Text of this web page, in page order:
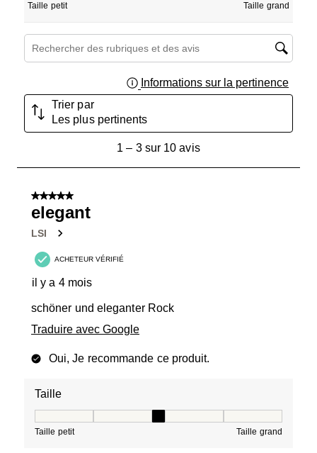
Taille petit Taille grand
Zone de recherche de sujet et d'avis
Informations sur la pertinence
Trier par
Les plus pertinents
sur
avis.
1 – 3 sur 10 avis
5 sur 5 étoiles.
elegant
LSI
ACHETEUR VÉRIFIÉ
il y a 4 mois
schöner und eleganter Rock
Traduire avec Google
Oui, Je recommande ce produit.
Taille
Taille petit Taille grand